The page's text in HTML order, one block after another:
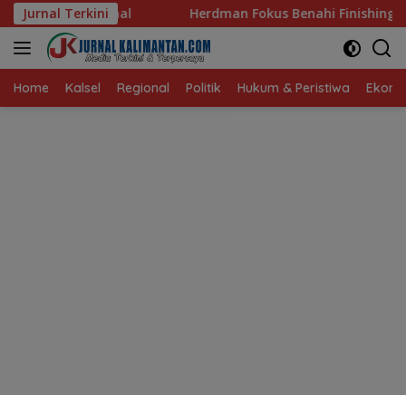
Langsung
ke
konten
Jurnal Terkini
Herdman Fokus Benahi Finishing Jelang Lawan
Home Kalsel Regional Politik Hukum & Peristiwa